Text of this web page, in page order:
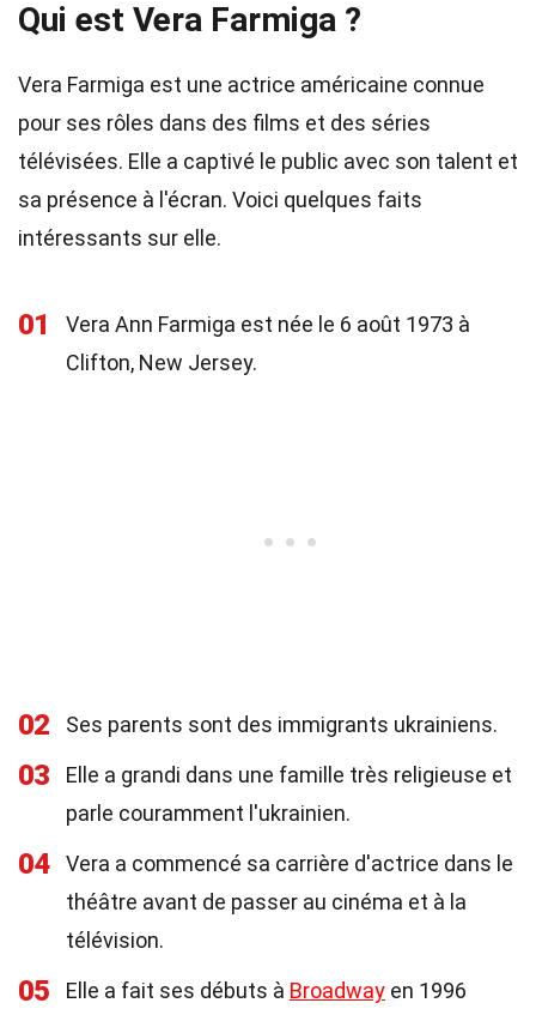
Qui est Vera Farmiga ?
Vera Farmiga est une actrice américaine connue
pour ses rôles dans des films et des séries
télévisées. Elle a captivé le public avec son talent et
sa présence à l'écran. Voici quelques faits
intéressants sur elle.
01
Vera Ann Farmiga est née le 6 août 1973 à
Clifton, New Jersey.
02 Ses parents sont des immigrants ukrainiens.
03
Elle a grandi dans une famille très religieuse et
parle couramment l'ukrainien.
04
Vera a commencé sa carrière d'actrice dans le
théâtre avant de passer au cinéma et à la
télévision.
05 Elle a fait ses débuts à Broadway en 1996